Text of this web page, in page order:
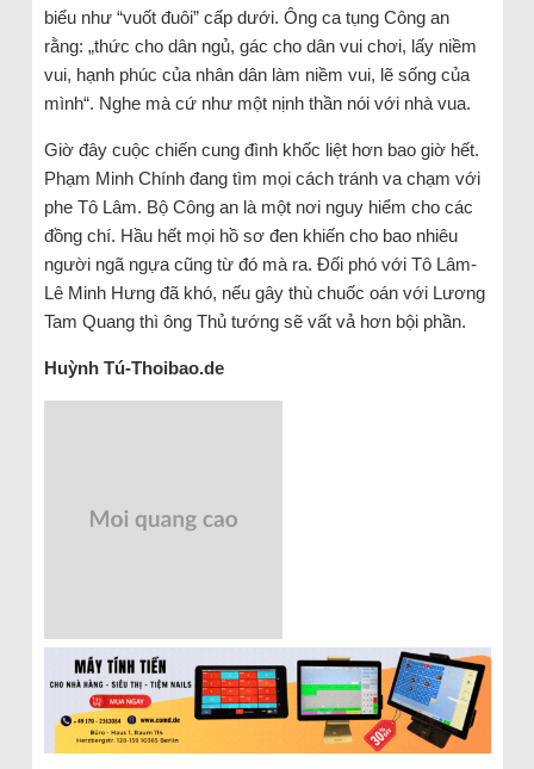
biểu như “vuốt đuôi” cấp dưới. Ông ca tụng Công an
rằng: „thức cho dân ngủ, gác cho dân vui chơi, lấy niềm
vui, hạnh phúc của nhân dân làm niềm vui, lẽ sống của
mình“. Nghe mà cứ như một nịnh thần nói với nhà vua.
Giờ đây cuộc chiến cung đình khốc liệt hơn bao giờ hết.
Phạm Minh Chính đang tìm mọi cách tránh va chạm với
phe Tô Lâm. Bộ Công an là một nơi nguy hiểm cho các
đồng chí. Hầu hết mọi hồ sơ đen khiến cho bao nhiêu
người ngã ngựa cũng từ đó mà ra. Đối phó với Tô Lâm-
Lê Minh Hưng đã khó, nếu gây thù chuốc oán với Lương
Tam Quang thì ông Thủ tướng sẽ vất vả hơn bội phần.
Huỳnh Tú-Thoibao.de